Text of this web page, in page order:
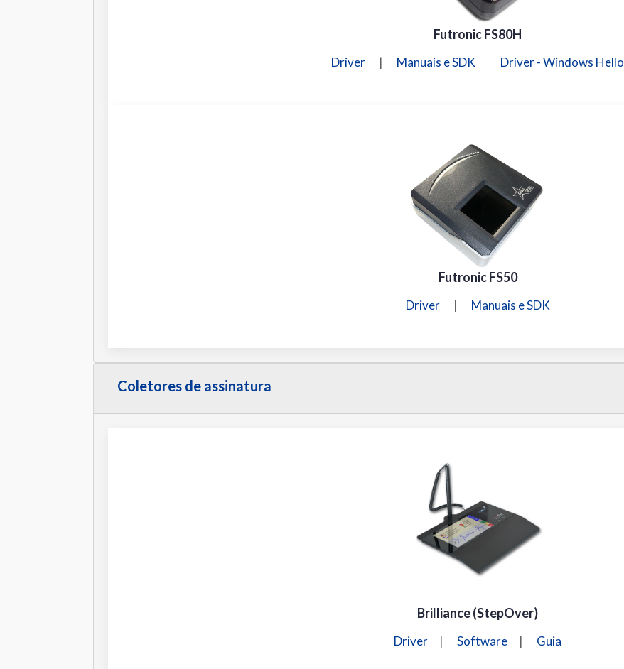
Futronic FS80H
Driver | Manuais e SDK Driver - Windows Hello
Futronic FS50
Driver | Manuais e SDK
Coletores de assinatura
Brilliance (StepOver)
Driver | Software | Guia